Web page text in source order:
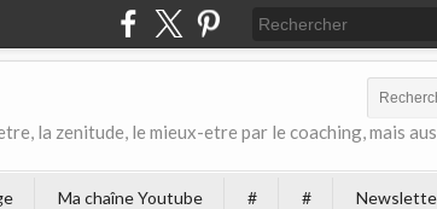
la zenitude, le mieux-etre par le coaching, mais
Ma chaîne Youtube # #